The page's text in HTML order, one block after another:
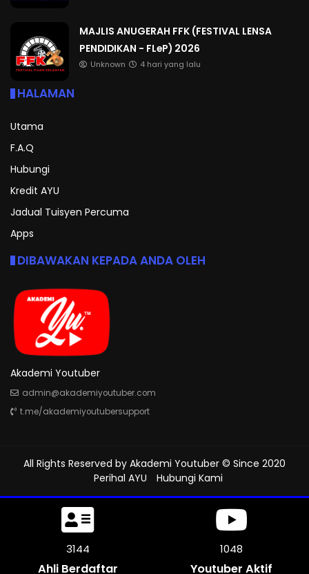
MAJLIS ANUGERAH FFK (FESTIVAL LENSA
PENDIDIKAN - FLeP) 2026
Unknown 4 hari yang lalu
HALAMAN
Utama
F.A.Q
Hubungi
Kredit AYU
Jadual Tuisyen Percuma
Apps
DIBAWAKAN KEPADA ANDA OLEH
Akademi Youtuber
admin@akademiyoutuber.com
t.me/akademiyoutubersupport
All Rights Reserved by Akademi Youtuber © Since 2020
Perihal AYU
Hubungi Kami
3609
Ahli Berdaftar
1202
Youtuber Aktif